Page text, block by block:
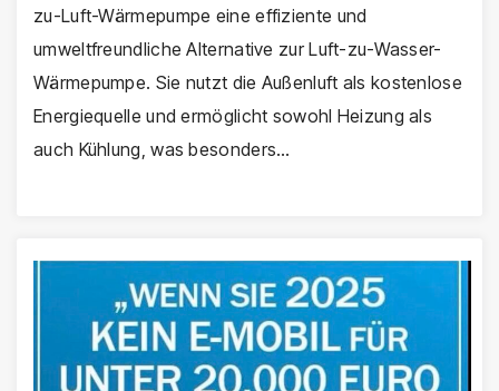
zu-Luft-Wärmepumpe eine effiziente und
umweltfreundliche Alternative zur Luft-zu-Wasser-
Wärmepumpe. Sie nutzt die Außenluft als kostenlose
Energiequelle und ermöglicht sowohl Heizung als
auch Kühlung, was besonders…